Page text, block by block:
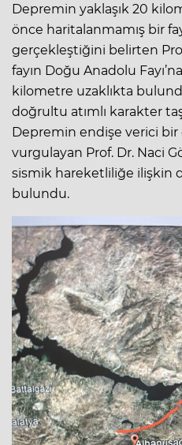
Depremin yaklaşık 20
önce haritalanmamış bir
gerçekleştiğini belirten
fayın Doğu Anadolu
kilometre uzaklıkta
doğrultu atımlı karakter
Depremin endişe verici bir
vurgulayan Prof. Dr. Naci
sismik hareketliliğe ilişkin
bulundu.